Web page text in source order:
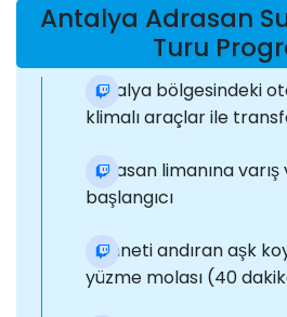
Antalya Adrasan
Turu
Antalya bölgesindeki
klimalı araçlar ile
Adrasan limanına
başlangıcı
Cenneti andıran aşk
yüzme molası (40